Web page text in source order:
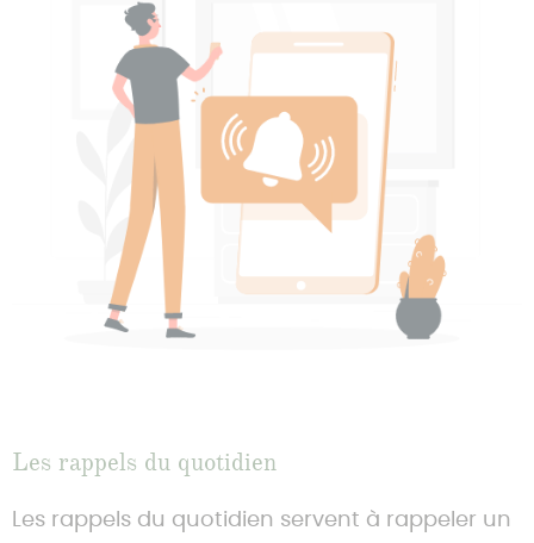
Les rappels du quotidien
Les rappels du quotidien servent à rappeler un